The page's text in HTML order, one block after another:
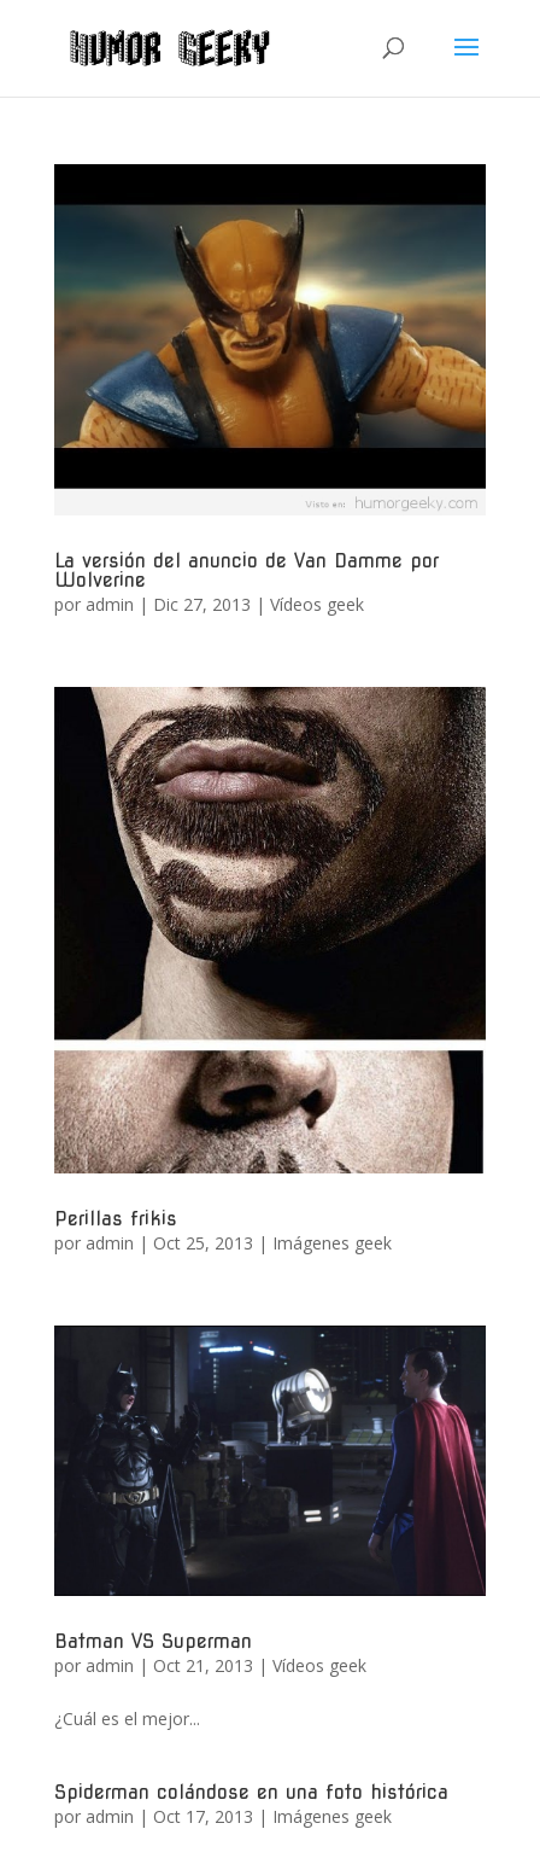
La versión del anuncio de Van Damme por
Wolverine
por admin | Dic 27, 2013 | Vídeos geek
Perillas frikis
por admin | Oct 25, 2013 | Imágenes geek
Batman VS Superman
por admin | Oct 21, 2013 | Vídeos geek
¿Cuál es el mejor...
Spiderman colándose en una foto histórica
por admin | Oct 17, 2013 | Imágenes geek